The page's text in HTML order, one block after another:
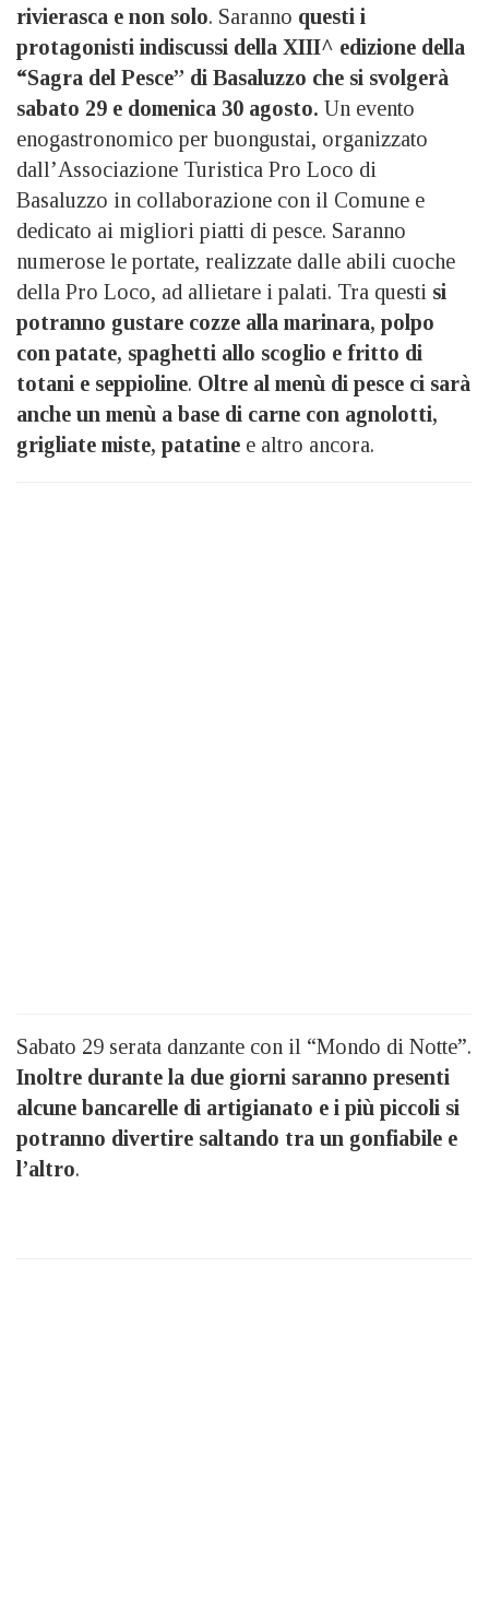
rivierasca e non solo. Saranno questi i
protagonisti indiscussi della XIII^ edizione della
“Sagra del Pesce” di Basaluzzo che si svolgerà
sabato 29 e domenica 30 agosto. Un evento
enogastronomico per buongustai, organizzato
dall’Associazione Turistica Pro Loco di
Basaluzzo in collaborazione con il Comune e
dedicato ai migliori piatti di pesce. Saranno
numerose le portate, realizzate dalle abili cuoche
della Pro Loco, ad allietare i palati. Tra questi si
potranno gustare cozze alla marinara, polpo
con patate, spaghetti allo scoglio e fritto di
totani e seppioline. Oltre al menù di pesce ci sarà
anche un menù a base di carne con agnolotti,
grigliate miste, patatine e altro ancora.
Sabato 29 serata danzante con il “Mondo di Notte”.
Inoltre durante la due giorni saranno presenti
alcune bancarelle di artigianato e i più piccoli si
potranno divertire saltando tra un gonfiabile e
l’altro.